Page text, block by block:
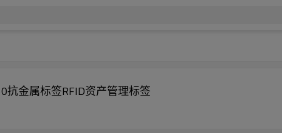
抗金属标签RFID资产管理标签